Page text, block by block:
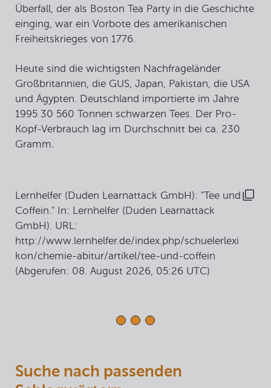
Überfall, der als Boston Tea Party in die Geschichte
einging, war ein Vorbote des amerikanischen
Freiheitskrieges von 1776.
Heute sind die wichtigsten Nachfrageländer
Großbritannien, die GUS, Japan, Pakistan, die USA
und Ägypten. Deutschland importierte im Jahre
1995 30 560 Tonnen schwarzen Tees. Der Pro-
Kopf-Verbrauch lag im Durchschnitt bei ca. 230
Gramm.
Lernhelfer (Duden Learnattack GmbH): "Tee und
Coffein." In: Lernhelfer (Duden Learnattack
GmbH). URL:
http://www.lernhelfer.de/index.php/schuelerlexi
kon/chemie-abitur/artikel/tee-und-coffein
(Abgerufen: 08. August 2026, 05:26 UTC)
Suche nach passenden